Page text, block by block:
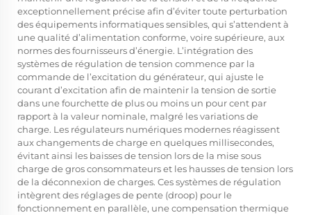
exceptionnellement précise afin d’éviter toute perturbation
des équipements informatiques sensibles, qui s’attendent à
une qualité d’alimentation conforme, voire supérieure, aux
normes des fournisseurs d’énergie. L’intégration des
systèmes de régulation de tension commence par la
commande de l’excitation du générateur, qui ajuste le
courant d’excitation afin de maintenir la tension de sortie
dans une fourchette de plus ou moins un pour cent par
rapport à la valeur nominale, malgré les variations de
charge. Les régulateurs numériques modernes réagissent
aux changements de charge en quelques millisecondes,
évitant ainsi les baisses de tension lors de la mise sous
charge de gros consommateurs et les hausses de tension lors
de la déconnexion de charges. Ces systèmes de régulation
intègrent des réglages de pente (droop) pour le
fonctionnement en parallèle, une compensation thermique